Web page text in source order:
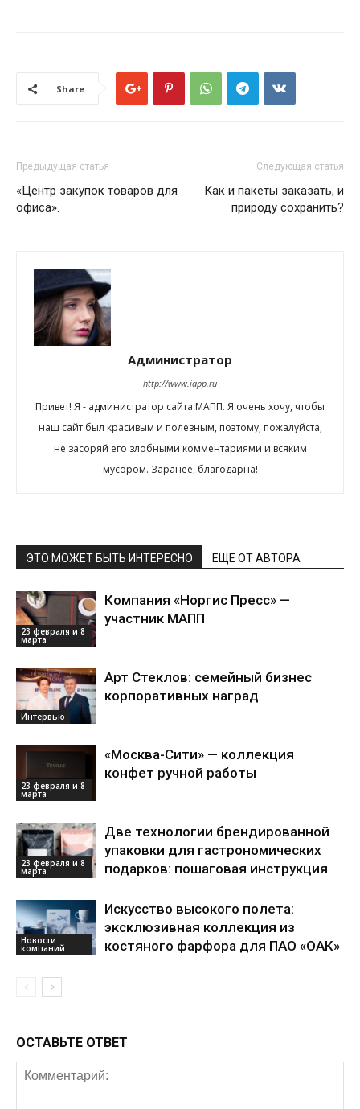
Share
Предыдущая статья
«Центр закупок товаров для
офиса».
Следующая статья
Как и пакеты заказать, и
природу сохранить?
Администратор
http://www.iapp.ru
Привет! Я - администратор сайта МАПП. Я очень хочу, чтобы
наш сайт был красивым и полезным, поэтому, пожалуйста,
не засоряй его злобными комментариями и всяким
мусором. Заранее, благодарна!
ЭТО МОЖЕТ БЫТЬ ИНТЕРЕСНО ЕЩЕ ОТ АВТОРА
23 февраля и 8
марта
Компания «Норгис Пресс» —
участник МАПП
Интервью
Арт Стеклов: семейный бизнес
корпоративных наград
23 февраля и 8
марта
«Москва-Сити» — коллекция
конфет ручной работы
23 февраля и 8
марта
Две технологии брендированной
упаковки для гастрономических
подарков: пошаговая инструкция
Новости
компаний
Искусство высокого полета:
эксклюзивная коллекция из
костяного фарфора для ПАО «ОАК»
ОСТАВЬТЕ ОТВЕТ